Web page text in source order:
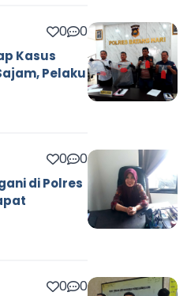
0 0
Kasus
Pelaku
0 0
di Polres
0 0